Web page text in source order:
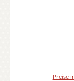
Preise